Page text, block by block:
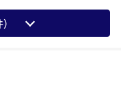
- 18:30 OUT11:00
用で最大5％OFF